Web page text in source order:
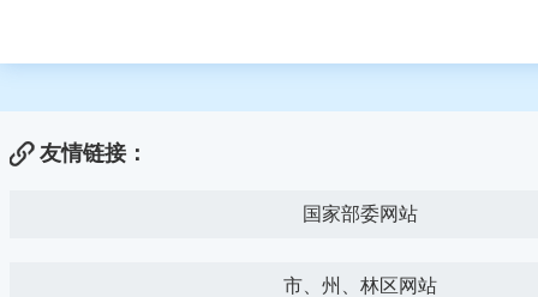
友情链接：
国家部委网站
市、州、林区网站